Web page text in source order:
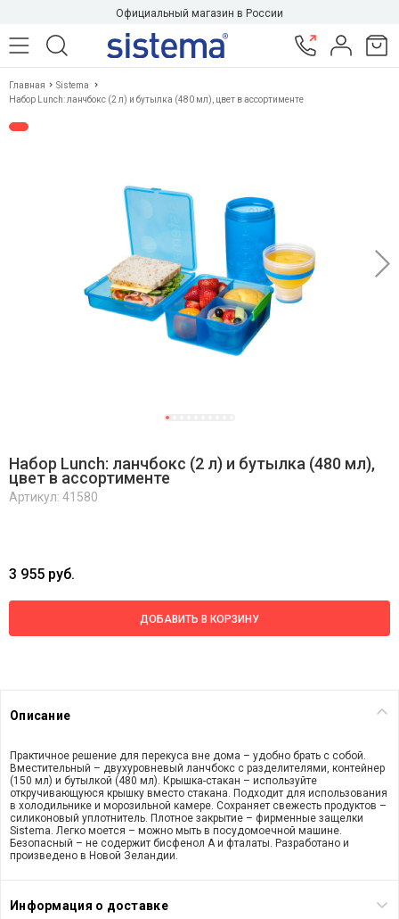
Официальный магазин в России
Главная
Sistema
Набор Lunch: ланчбокс (2 л) и бутылка (480 мл), цвет в ассортименте
Набор Lunch: ланчбокс (2 л) и бутылка (480 мл),
цвет в ассортименте
Артикул: 41580
3 955 руб.
ДОБАВИТЬ В КОРЗИНУ
Описание
Практичное решение для перекуса вне дома – удобно брать с собой.
Вместительный – двухуровневый ланчбокс с разделителями, контейнер
(150 мл) и бутылкой (480 мл). Крышка-стакан – используйте
откручивающуюся крышку вместо стакана. Подходит для использования
в холодильнике и морозильной камере. Сохраняет свежесть продуктов –
силиконовый уплотнитель. Плотное закрытие – фирменные защелки
Sistema. Легко моется – можно мыть в посудомоечной машине.
Безопасный – не содержит бисфенол А и фталаты. Разработано и
произведено в Новой Зеландии.
Информация о доставке